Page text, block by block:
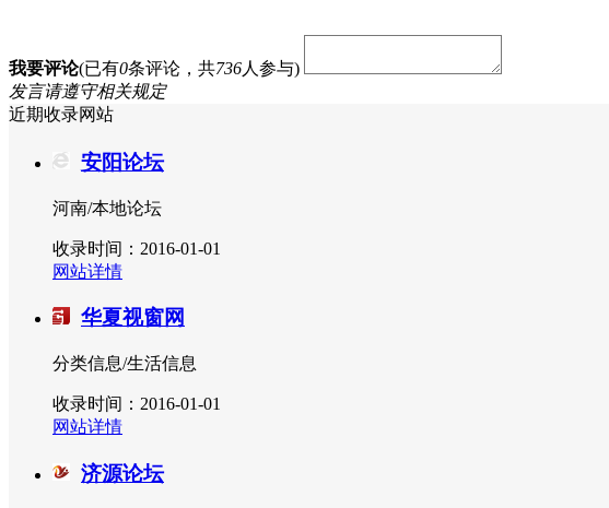
我要评论(已有0条评论，共736人参与)
发言请遵守相关规定
近期收录网站
安阳论坛
河南/本地论坛
收录时间：2016-01-01
网站详情
华夏视窗网
分类信息/生活信息
收录时间：2016-01-01
网站详情
济源论坛